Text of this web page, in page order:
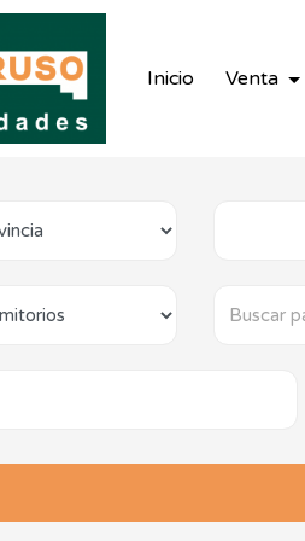
Inicio Venta